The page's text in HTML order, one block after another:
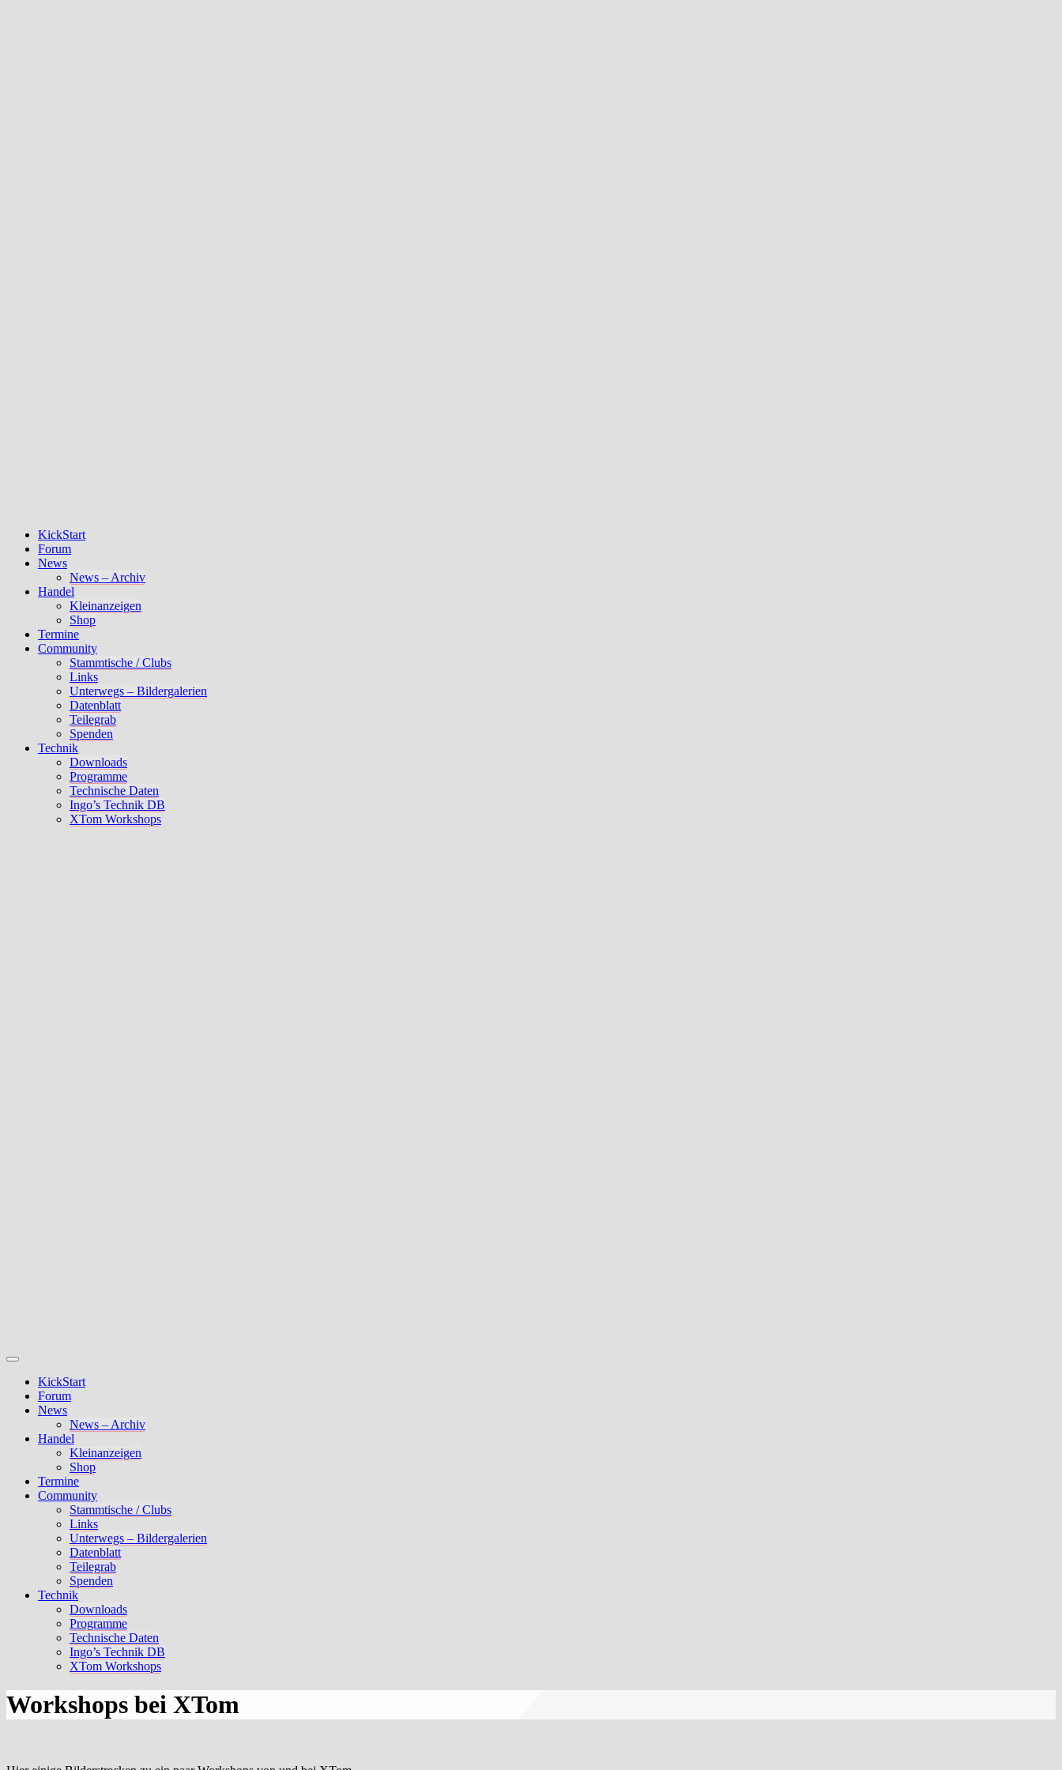
KickStart
Forum
News
News – Archiv
Handel
Kleinanzeigen
Shop
Termine
Community
Stammtische / Clubs
Links
Unterwegs – Bildergalerien
Datenblatt
Teilegrab
Spenden
Technik
Downloads
Programme
Technische Daten
Ingo’s Technik DB
XTom Workshops
KickStart
Forum
News
News – Archiv
Handel
Kleinanzeigen
Shop
Termine
Community
Stammtische / Clubs
Links
Unterwegs – Bildergalerien
Datenblatt
Teilegrab
Spenden
Technik
Downloads
Programme
Technische Daten
Ingo’s Technik DB
XTom Workshops
Workshops bei XTom